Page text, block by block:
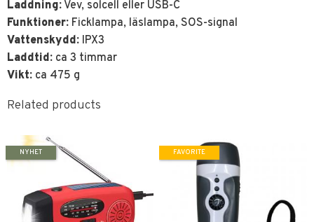
Laddning: Vev, solcell eller USB-C
Funktioner: Ficklampa, läslampa, SOS-signal
Vattenskydd: IPX3
Laddtid: ca 3 timmar
Vikt: ca 475 g
Related products
NYHET FAVORITE